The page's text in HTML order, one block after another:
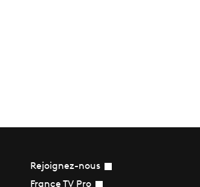
Rejoignez-nous
France TV Pro